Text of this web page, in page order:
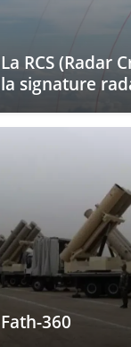
La RCS (Radar
la signature
Fath-360